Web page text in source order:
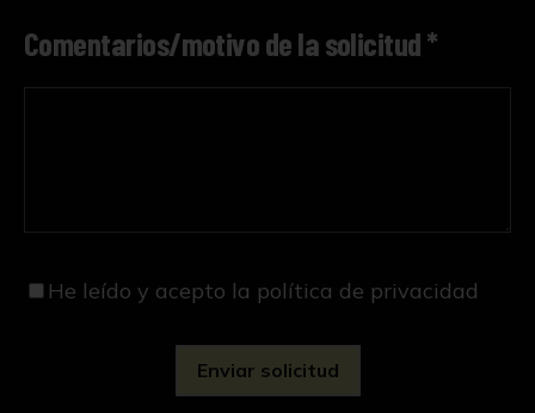
Comentarios/motivo de la solicitud *
He leído y acepto la política de privacidad